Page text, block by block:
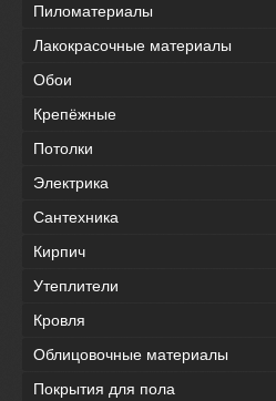
Пиломатериалы
Лакокрасочные материалы
Обои
Крепёжные
Потолки
Электрика
Сантехника
Кирпич
Утеплители
Кровля
Облицовочные материалы
Покрытия для пола